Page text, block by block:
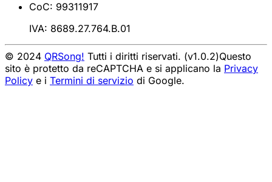
CoC: 99311917
IVA: 8689.27.764.B.01
© 2024 QRSong! Tutti i diritti riservati. (v1.0.2)Questo
sito è protetto da reCAPTCHA e si applicano la Privacy
Policy e i Termini di servizio di Google.